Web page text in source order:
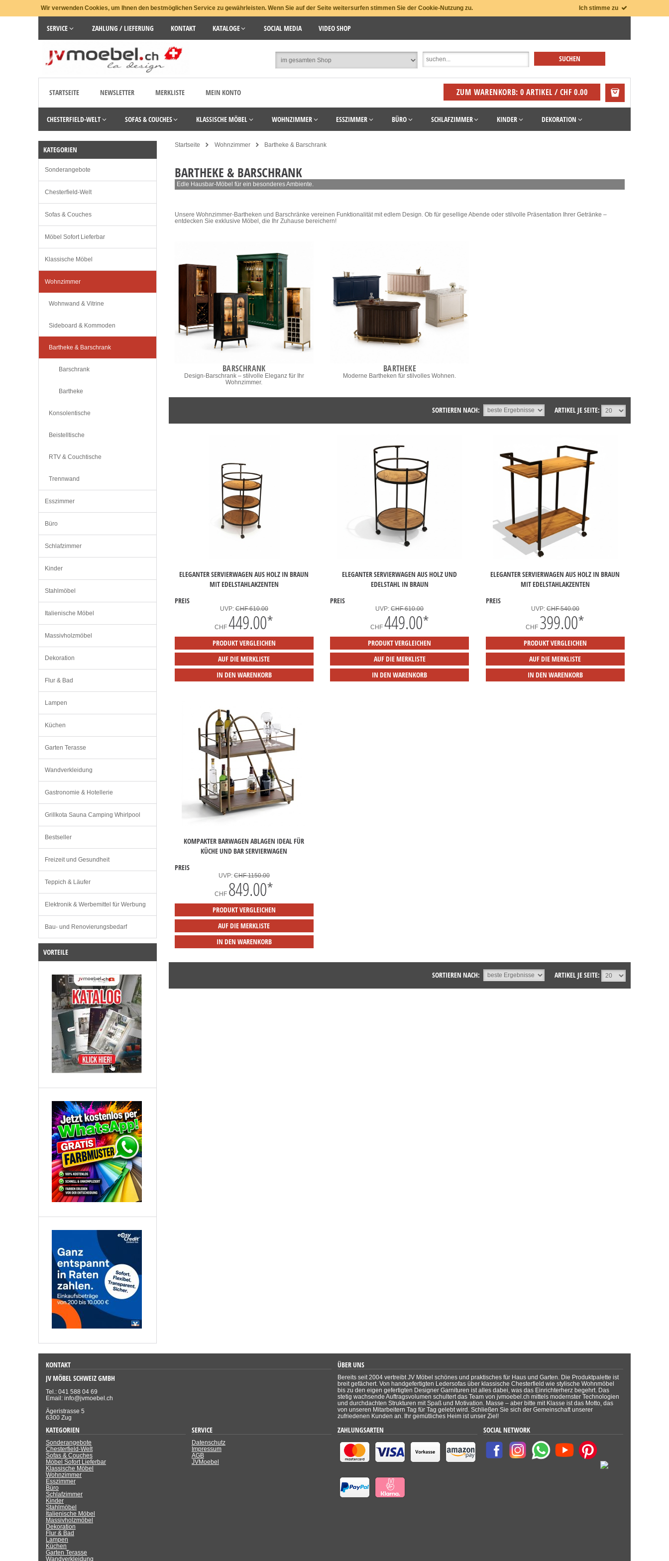
Wir verwenden Cookies, um Ihnen den bestmöglichen Service zu gewährleisten. Wenn Sie auf der Seite weitersurfen stimmen Sie der Cookie-Nutzung zu. Ich stimme zu
SERVICE ZAHLUNG / LIEFERUNG KONTAKT KATALOGE SOCIAL MEDIA VIDEO SHOP
STARTSEITE NEWSLETTER MERKLISTE MEIN KONTO ZUM WARENKORB: 0 ARTIKEL / CHF 0.00
CHESTERFIELD-WELT SOFAS & COUCHES KLASSISCHE MÖBEL WOHNZIMMER ESSZIMMER BÜRO SCHLAFZIMMER KINDER DEKORATION
Startseite Wohnzimmer Bartheke & Barschrank
BARTHEKE & BARSCHRANK
Edle Hausbar-Möbel für ein besonderes Ambiente.
Unsere Wohnzimmer-Bartheken und Barschränke vereinen Funktionalität mit edlem Design. Ob für gesellige Abende oder stilvolle Präsentation Ihrer Getränke –
entdecken Sie exklusive Möbel, die Ihr Zuhause bereichern!
BARSCHRANK
Design-Barschrank – stilvolle Eleganz für Ihr
Wohnzimmer.
BARTHEKE
Moderne Bartheken für stilvolles Wohnen.
ARTIKEL JE SEITE:
SORTIEREN NACH:
ELEGANTER SERVIERWAGEN AUS HOLZ IN BRAUN
MIT EDELSTAHLAKZENTEN
PREIS
UVP: CHF 610.00
CHF 449.00*
PRODUKT VERGLEICHEN
AUF DIE MERKLISTE
IN DEN WARENKORB
ELEGANTER SERVIERWAGEN AUS HOLZ UND
EDELSTAHL IN BRAUN
PREIS
UVP:CHF 610.00
CHF 449.00*
PRODUKT VERGLEICHEN
AUF DIE MERKLISTE
IN DEN WARENKORB
ELEGANTER SERVIERWAGEN AUS HOLZ IN BRAUN
MIT EDELSTAHLAKZENTEN
PREIS
UVP: CHF 540.00
CHF 399.00*
PRODUKT VERGLEICHEN
AUF DIE MERKLISTE
IN DEN WARENKORB
KOMPAKTER BARWAGEN ABLAGEN IDEAL FÜR
KÜCHE UND BAR SERVIERWAGEN
PREIS
UVP: CHF 1150.00
CHF 849.00*
PRODUKT VERGLEICHEN
AUF DIE MERKLISTE
IN DEN WARENKORB
ARTIKEL JE SEITE:
SORTIEREN NACH:
KATEGORIEN
Sonderangebote
Chesterfield-Welt
Sofas & Couches
Möbel Sofort Lieferbar
Klassische Möbel
Wohnzimmer
Wohnwand & Vitrine
Sideboard & Kommoden
Bartheke & Barschrank
Barschrank
Bartheke
Konsolentische
Beistelltische
RTV & Couchtische
Trennwand
Esszimmer
Büro
Schlafzimmer
Kinder
Stahlmöbel
Italienische Möbel
Massivholzmöbel
Dekoration
Flur & Bad
Lampen
Küchen
Garten Terasse
Wandverkleidung
Gastronomie & Hotellerie
Grillkota Sauna Camping Whirlpool
Bestseller
Freizeit und Gesundheit
Teppich & Läufer
Elektronik & Werbemittel für Werbung
Bau- und Renovierungsbedarf
VORTEILE
KONTAKT
JV MÖBEL SCHWEIZ GMBH
Tel.: 041 588 04 69
Email: info@jvmoebel.ch
Ägeristrasse 5
6300 Zug
ÜBER UNS
Bereits seit 2004 vertreibt JV Möbel schönes und praktisches für Haus und Garten. Die Produktpalette ist
breit gefächert. Von handgefertigten Ledersofas über klassische Chesterfield wie stylische Wohnmöbel
bis zu den eigen gefertigten Designer Garnituren ist alles dabei, was das Einrichterherz begehrt. Das
stetig wachsende Auftragsvolumen schultert das Team von jvmoebel.ch mittels modernster Technologien
und durchdachten Strukturen mit Spaß und Motivation. Masse – aber bitte mit Klasse ist das Motto, das
von unseren Mitarbeitern Tag für Tag gelebt wird. Schließen Sie sich der Gemeinschaft unserer
zufriedenen Kunden an. Ihr gemütliches Heim ist unser Ziel!
KATEGORIEN
Sonderangebote
Chesterfield-Welt
Sofas & Couches
Möbel Sofort Lieferbar
Klassische Möbel
Wohnzimmer
Esszimmer
Büro
Schlafzimmer
Kinder
Stahlmöbel
Italienische Möbel
Massivholzmöbel
Dekoration
Flur & Bad
Lampen
Küchen
Garten Terasse
Wandverkleidung
SERVICE
Datenschutz
Impressum
AGB
JVMoebel
ZAHLUNGSARTEN SOCIAL NETWORK